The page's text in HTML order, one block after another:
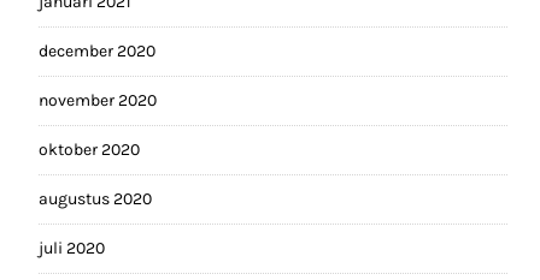
december 2020
november 2020
oktober 2020
augustus 2020
juli 2020